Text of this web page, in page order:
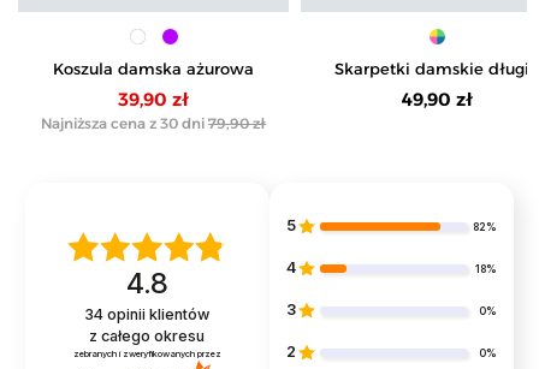
Koszula damska ażurowa
39,90 zł
Najniższa cena z 30 dni 79,90 zł
Skarpetki damskie długie
bawełniane w prążek 5-
49,90 zł
4.8
34 opinii klientów
z całego okresu
zebranych i zweryfikowanych przez
5 82%
4 18%
3 0%
2 0%